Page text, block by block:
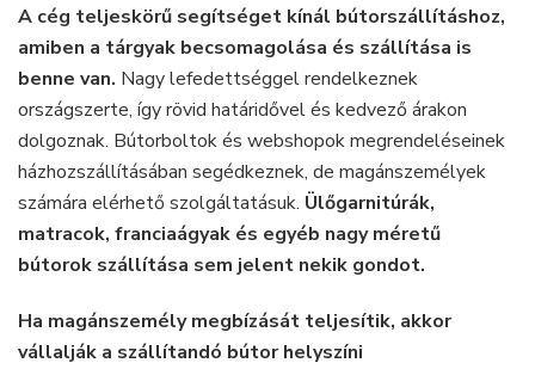
A cég teljeskörű segítséget kínál bútorszállításhoz,
amiben a tárgyak becsomagolása és szállítása is
benne van. Nagy lefedettséggel rendelkeznek
országszerte, így rövid határidővel és kedvező árakon
dolgoznak. Bútorboltok és webshopok megrendeléseinek
házhozszállításában segédkeznek, de magánszemélyek
számára elérhető szolgáltatásuk. Ülőgarnitúrák,
matracok, franciaágyak és egyéb nagy méretű
bútorok szállítása sem jelent nekik gondot.
Ha magánszemély megbízását teljesítik, akkor
vállalják a szállítandó bútor helyszíni